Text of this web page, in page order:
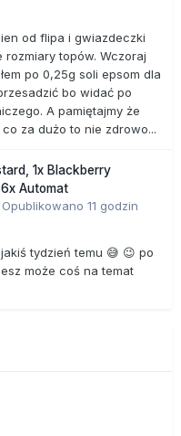
od flipa i gwiazdeczki
topów. Wczoraj
po 0,25g soli epsom dla
bo widać po
A pamiętajmy że
za dużo to nie zdrowo...
1x Blackberry
Automat
Opublikowano 11 godzin
tydzień temu 😅 😉 po
może coś na temat